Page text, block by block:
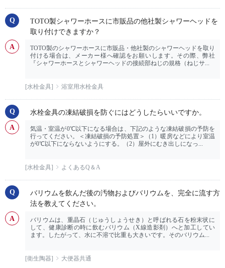
TOTO製シャワーホースに市販品の他社製シャワーヘッドを
取り付けできますか？
TOTO製のシャワーホースに市販品・他社製のシャワーヘッドを取り
付ける場合は、メーカー様へ確認をお願いします。その際、弊社
『シャワーホースとシャワーヘッドの接続部ねじの規格（ねじサ...
[水栓金具] 浴室用水栓金具
水栓金具の凍結破損を防ぐにはどうしたらいいですか。
気温・室温が0℃以下になる場合は、下記のような凍結破損の予防を
行ってください。＜凍結破損の予防処置＞（1）暖房などにより室温
が0℃以下にならないようにする。（2）屋外にむき出しになっ...
[水栓金具] よくあるQ＆A
バリウムを飲んだ後の汚物およびバリウムを、完全に流す方
法を教えてください。
バリウムは、重晶石（じゅうしょうせき）と呼ばれる石を粉末状に
して、健康診断の時に飲むバリウム（X線造影剤）へと加工してい
ます。したがって、水に不溶で比重も大きいです。そのバリウム...
[衛生陶器] 大便器共通